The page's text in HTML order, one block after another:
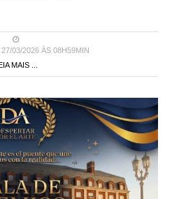
03/2026 ÀS 08H59MIN
MAIS ...